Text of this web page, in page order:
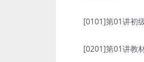
[0101]第01讲初级
[0201]第01讲教